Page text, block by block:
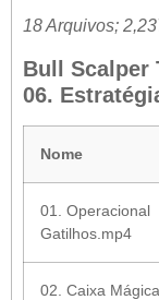
18 Arquivos;
Bull Scalper
06.
Nome
01. Operacional
Gatilhos.mp4
02. Caixa